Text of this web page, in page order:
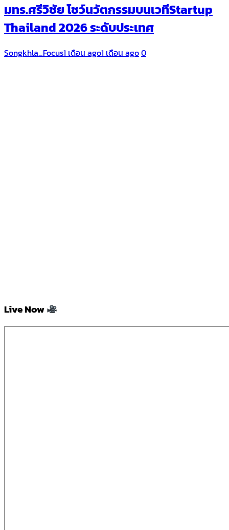
มทร.ศรีวิชัย โชว์นวัตกรรมบนเวทีStartup
Thailand 2026 ระดับประเทศ
Songkhla_Focus1 เดือน ago1 เดือน ago0
Live Now